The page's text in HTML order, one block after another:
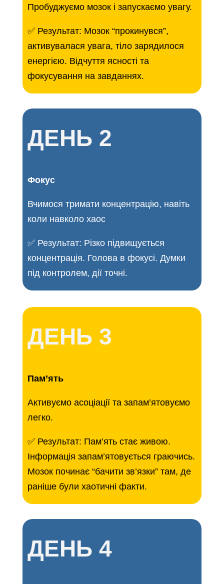
Пробуджуємо мозок і запускаємо увагу.
✅ Результат: Мозок “прокинувся”,
активувалася увага, тіло зарядилося
енергією. Відчуття ясності та
фокусування на завданнях.
ДЕНЬ 2
Фокус
Вчимося тримати концентрацію, навіть
коли навколо хаос
✅ Результат: Різко підвищується
концентрація. Голова в фокусі. Думки
під контролем, дії точні.
ДЕНЬ 3
Пам’ять
Активуємо асоціації та запам’ятовуємо
легко.
✅ Результат: Пам’ять стає живою.
Інформація запам’ятовується граючись.
Мозок починає “бачити зв’язки” там, де
раніше були хаотичні факти.
ДЕНЬ 4